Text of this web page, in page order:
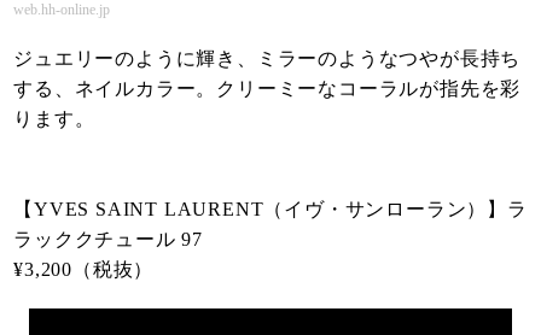
web.hh-online.jp
ジュエリーのように輝き、ミラーのようなつやが長持ち
する、ネイルカラー。クリーミーなコーラルが指先を彩
ります。
【YVES SAINT LAURENT（イヴ・サンローラン）】ラ
ラッククチュール 97
¥3,200（税抜）